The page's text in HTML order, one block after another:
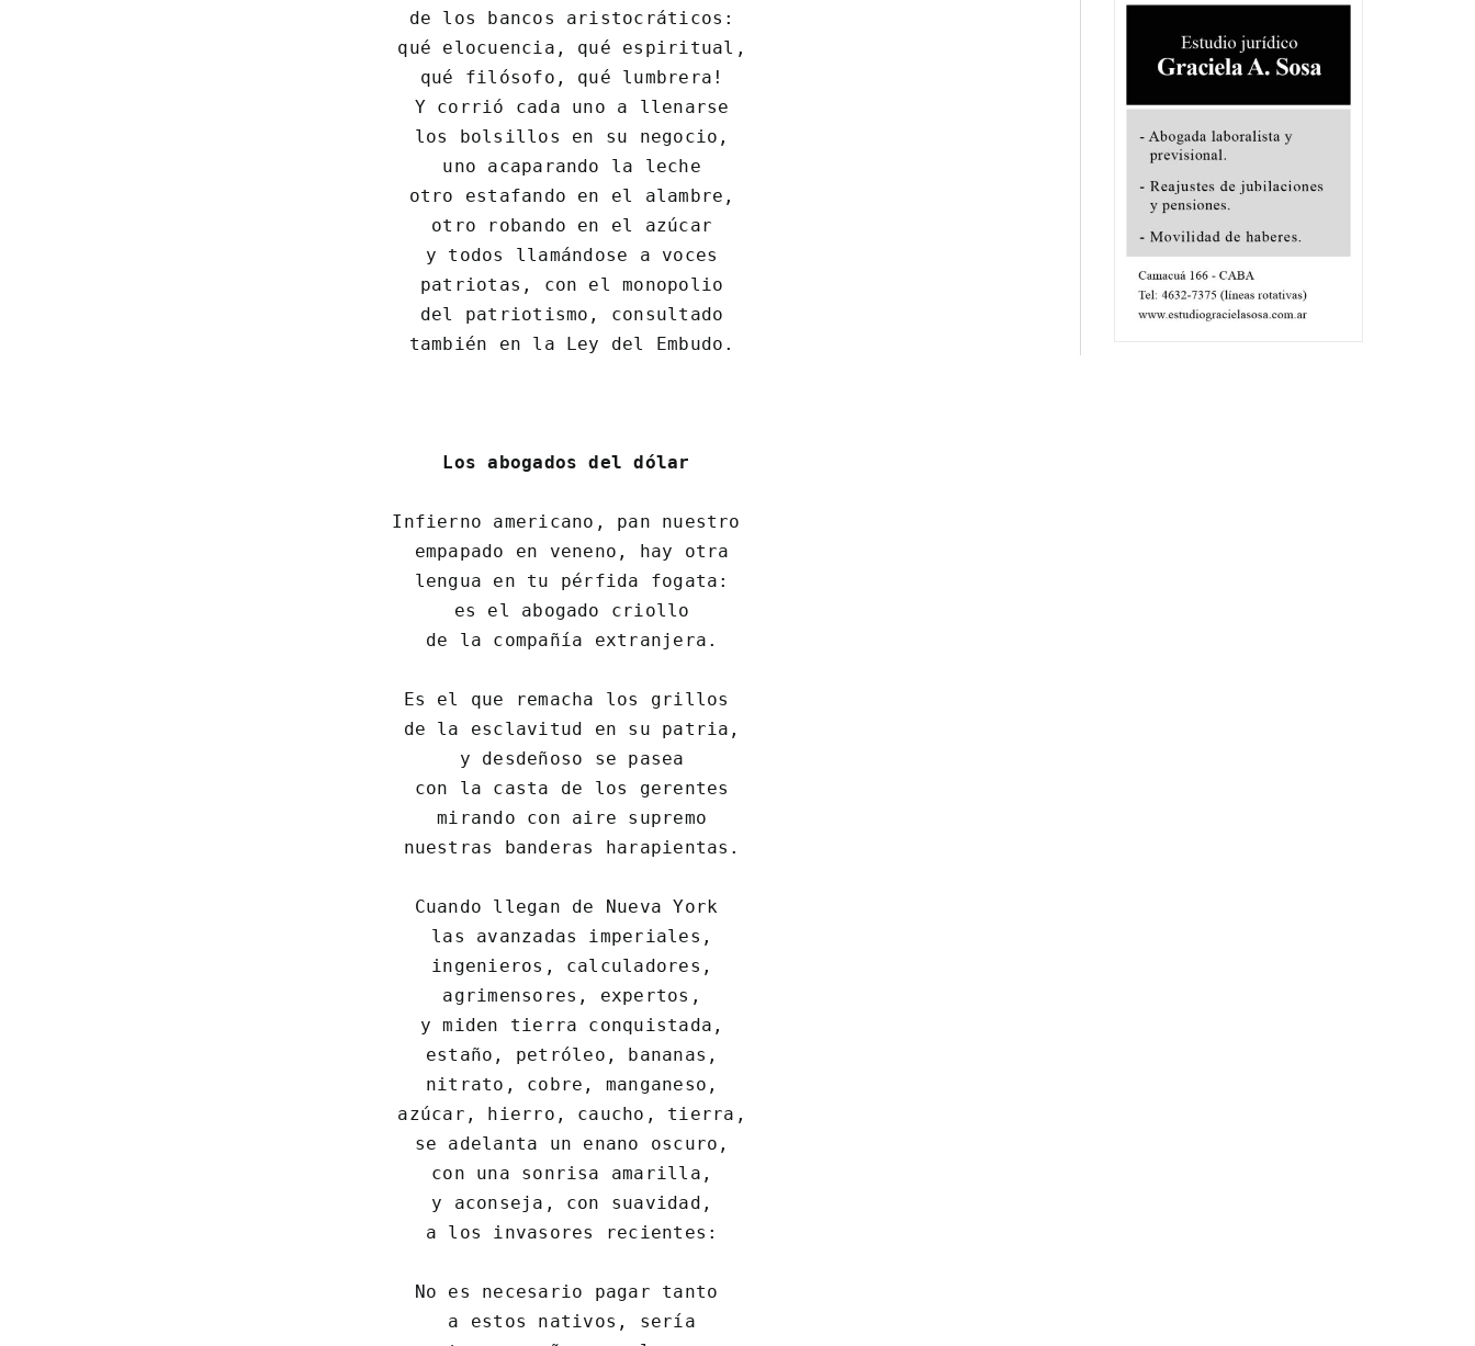
de los bancos aristocráticos:
qué elocuencia, qué espiritual,
qué filósofo, qué lumbrera!
Y corrió cada uno a llenarse
los bolsillos en su negocio,
uno acaparando la leche
otro estafando en el alambre,
otro robando en el azúcar
y todos llamándose a voces
patriotas, con el monopolio
del patriotismo, consultado
también en la Ley del Embudo.
Los abogados del dólar
Infierno americano, pan nuestro
empapado en veneno, hay otra
lengua en tu pérfida fogata:
es el abogado criollo
de la compañía extranjera.
Es el que remacha los grillos
de la esclavitud en su patria,
y desdeñoso se pasea
con la casta de los gerentes
mirando con aire supremo
nuestras banderas harapientas.
Cuando llegan de Nueva York
las avanzadas imperiales,
ingenieros, calculadores,
agrimensores, expertos,
y miden tierra conquistada,
estaño, petróleo, bananas,
nitrato, cobre, manganeso,
azúcar, hierro, caucho, tierra,
se adelanta un enano oscuro,
con una sonrisa amarilla,
y aconseja, con suavidad,
a los invasores recientes:
No es necesario pagar tanto
a estos nativos, sería